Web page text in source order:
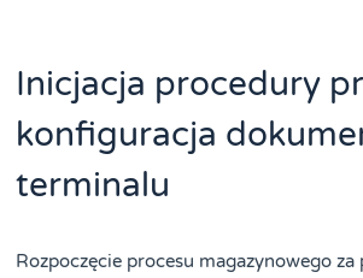
Inicjacja procedury
konfiguracja
terminalu
Rozpoczęcie procesu magazynowego za